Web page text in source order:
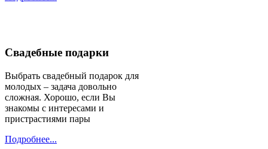
сложная. Хорошо, если Вы
знакомы с интересами и
пристрастиями пары
Подробнее...
Напитки, коктейли